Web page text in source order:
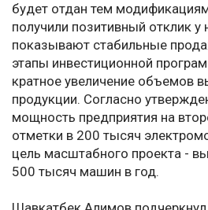
будет отдан тем
получили позитивный отклик у
показывают стабильные
этапы инвестиционной
кратное увеличение объемов
продукции. Согласно
мощность предприятия на
отметки в 200 тысяч
цель масштабного проекта -
500 тысяч машин в год.